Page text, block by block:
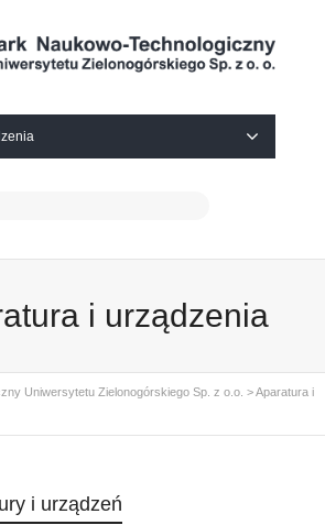
i urządzenia
Uniwersytetu Zielonogórskiego Sp. z o.o. >Aparatura i
i urządzeń